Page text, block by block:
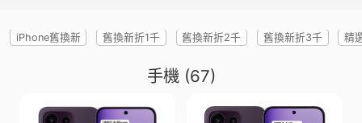
iPhone舊換新 舊換新折1千 舊換新折2千 舊換新折3千 精
手機 (67)